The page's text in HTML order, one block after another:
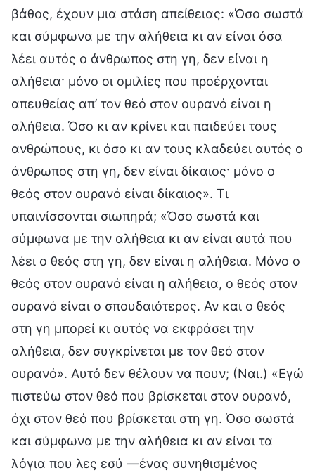
βάθος, έχουν μια στάση απείθειας: «Όσο σωστά
και σύμφωνα με την αλήθεια κι αν είναι όσα
λέει αυτός ο άνθρωπος στη γη, δεν είναι η
αλήθεια· μόνο οι ομιλίες που προέρχονται
απευθείας απ’ τον θεό στον ουρανό είναι η
αλήθεια. Όσο κι αν κρίνει και παιδεύει τους
ανθρώπους, κι όσο κι αν τους κλαδεύει αυτός ο
άνθρωπος στη γη, δεν είναι δίκαιος· μόνο ο
θεός στον ουρανό είναι δίκαιος». Τι
υπαινίσσονται σιωπηρά; «Όσο σωστά και
σύμφωνα με την αλήθεια κι αν είναι αυτά που
λέει ο θεός στη γη, δεν είναι η αλήθεια. Μόνο ο
θεός στον ουρανό είναι η αλήθεια, ο θεός στον
ουρανό είναι ο σπουδαιότερος. Αν και ο θεός
στη γη μπορεί κι αυτός να εκφράσει την
αλήθεια, δεν συγκρίνεται με τον θεό στον
ουρανό». Αυτό δεν θέλουν να πουν; (Ναι.) «Εγώ
πιστεύω στον θεό που βρίσκεται στον ουρανό,
όχι στον θεό που βρίσκεται στη γη. Όσο σωστά
και σύμφωνα με την αλήθεια κι αν είναι τα
λόγια που λες εσύ —ένας συνηθισμένος